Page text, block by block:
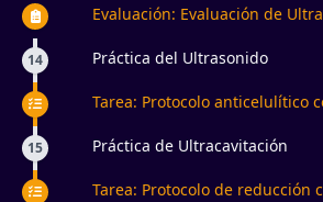
Evaluación: Evaluación de
14 Práctica del Ultrasonido
Tarea: Protocolo anticelulítico
15 Práctica de Ultracavitación
Tarea: Protocolo de reducción